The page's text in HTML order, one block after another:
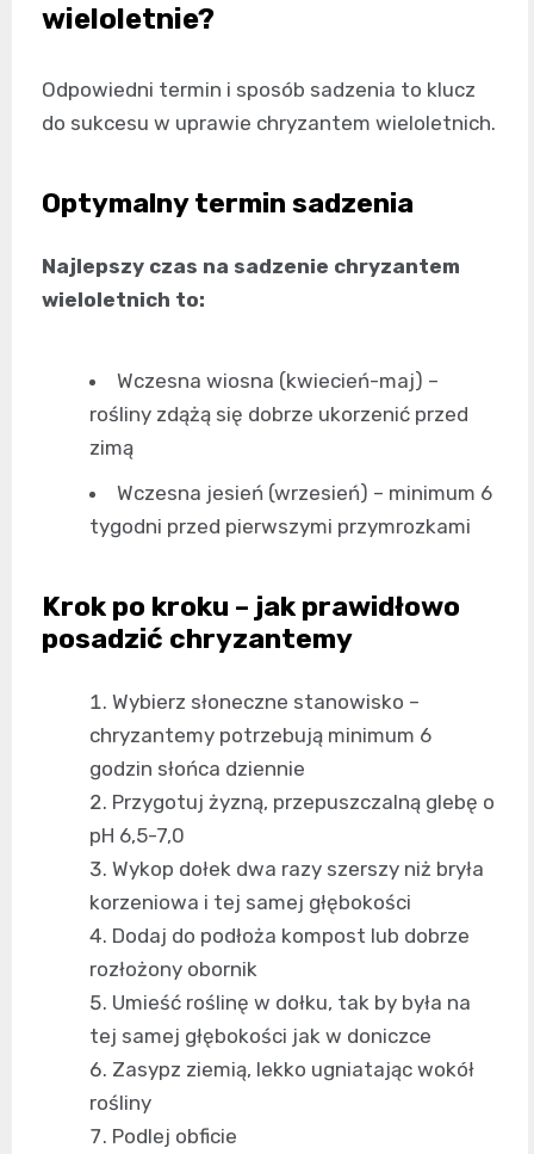
wieloletnie?
Odpowiedni termin i sposób sadzenia to klucz
do sukcesu w uprawie chryzantem wieloletnich.
Optymalny termin sadzenia
Najlepszy czas na sadzenie chryzantem
wieloletnich to:
Wczesna wiosna (kwiecień-maj) –
rośliny zdążą się dobrze ukorzenić przed
zimą
Wczesna jesień (wrzesień) – minimum 6
tygodni przed pierwszymi przymrozkami
Krok po kroku – jak prawidłowo
posadzić chryzantemy
Wybierz słoneczne stanowisko –
chryzantemy potrzebują minimum 6
godzin słońca dziennie
Przygotuj żyzną, przepuszczalną glebę o
pH 6,5-7,0
Wykop dołek dwa razy szerszy niż bryła
korzeniowa i tej samej głębokości
Dodaj do podłoża kompost lub dobrze
rozłożony obornik
Umieść roślinę w dołku, tak by była na
tej samej głębokości jak w doniczce
Zasypz ziemią, lekko ugniatając wokół
rośliny
Podlej obficie